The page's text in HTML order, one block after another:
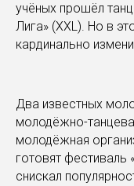
учёных прошёл
Лига» (XXL). Но в
кардинально
Два известных
молодёжно-
молодёжная
готовят фестиваль
снискал